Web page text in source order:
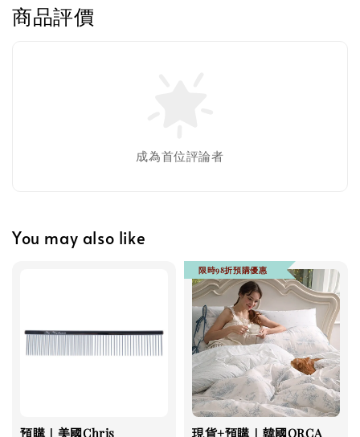
商品評價
成為首位評論者
You may also like
預購｜美國Chris
限時98折預購優惠
現貨+預購｜韓國ORCA